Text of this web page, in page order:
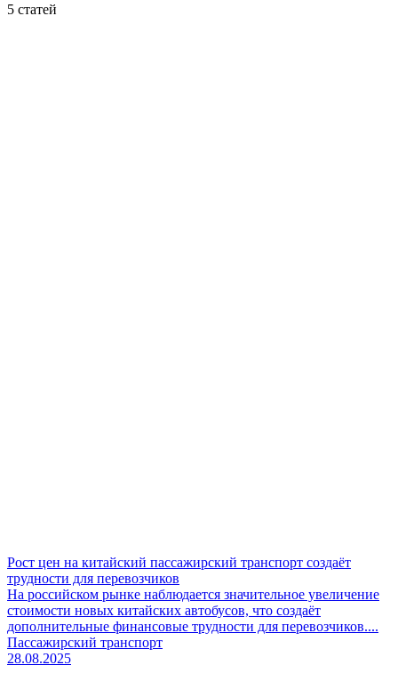
5 статей
Рост цен на китайский пассажирский транспорт создаёт
трудности для перевозчиков
На российском рынке наблюдается значительное увеличение
стоимости новых китайских автобусов, что создаёт
дополнительные финансовые трудности для перевозчиков....
Пассажирский транспорт
28.08.2025